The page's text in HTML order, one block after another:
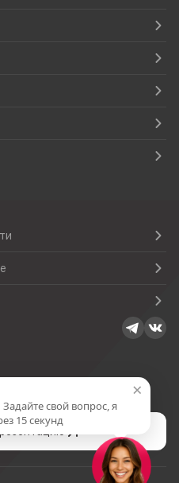
×
свой вопрос, я
15 секунд